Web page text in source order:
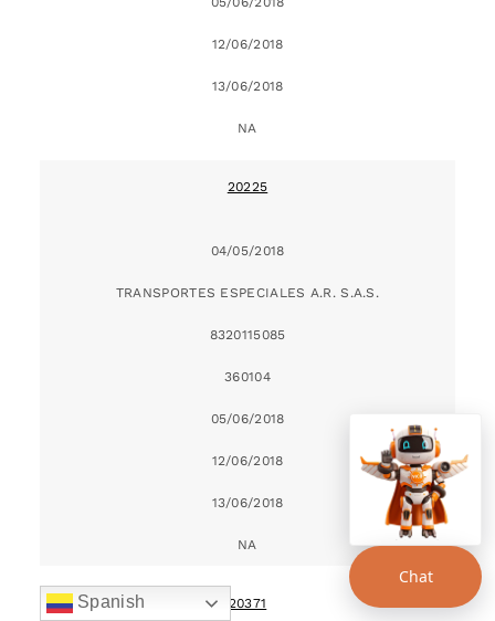
12/06/2018
13/06/2018
NA
20225
04/05/2018
TRANSPORTES ESPECIALES A.R. S.A.S.
8320115085
360104
05/06/2018
12/06/2018
13/06/2018
NA
20371
Spanish
Chat